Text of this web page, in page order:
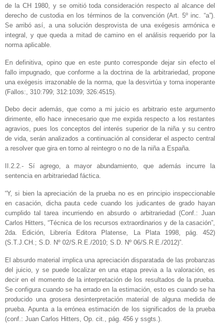
de la CH 1980, y se omitió toda consideración respecto al alcance del
derecho de custodia en los términos de la convención (Art. 5º inc. “a”).
Se arribó así, a una solución desprovista de una exégesis armónica e
integral, y que queda a mitad de camino en el análisis requerido por la
norma aplicable.
En definitiva, opino que en este punto corresponde dejar sin efecto el
fallo impugnado, que conforme a la doctrina de la arbitrariedad, propone
una exégesis irrazonable de la norma, que la desvirtúa y torna inoperante
(Fallos:, 310:799; 312:1039; 326:4515).
Debo decir además, que como a mi juicio es arbitrario este argumento
dirimente, ello hace innecesario que me expida respecto a los restantes
agravios, pues los conceptos del interés superior de la niña y su centro
de vida, serán analizados a continuación al considerar el aspecto central
a resolver que gira en torno al reintegro o no de la niña a España.
II.2.2.- Sí agrego, a mayor abundamiento, que además incurre la
sentencia en arbitrariedad fáctica.
“Y, si bien la apreciación de la prueba no es en principio inspeccionable
en casación, dicha pauta cede cuando los judicantes de grado hayan
cumplido tal tarea incurriendo en absurdo o arbitrariedad (Conf.: Juan
Carlos Hitters, “Técnica de los recursos extraordinarios y de la casación”,
2da. Edición, Librería Editora Platense, La Plata 1998, pág. 452)
(S.T.J.CH.; S.D. Nº 02/S.R.E./2010; S.D. Nº 06/S.R.E./2012)”.
El absurdo material implica una apreciación disparatada de las probanzas
del juicio, y se puede localizar en una etapa previa a la valoración, es
decir en el momento de la interpretación de los resultados de la prueba.
Se configura cuando se ha errado en la estimación, esto es cuando se ha
producido una grosera desinterpretación material de alguna medida de
prueba. Apunta a la errónea estimación de los significados de la prueba
(conf.: Juan Carlos Hitters, Op. cit., pág. 456 y ssgts.).